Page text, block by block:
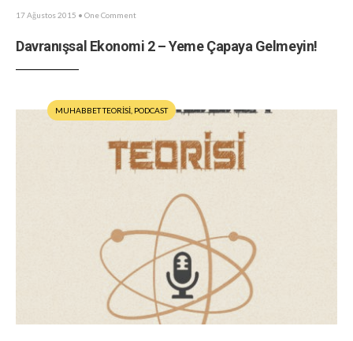
17 Ağustos 2015 • One Comment
Davranışsal Ekonomi 2 – Yeme Çapaya Gelmeyin!
MUHABBET TEORİSİ PODCAST